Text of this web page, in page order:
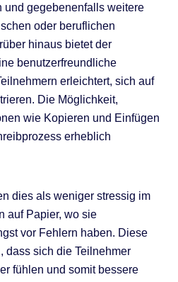
und gegebenenfalls weitere
oder beruflichen
hinaus bietet der
benutzerfreundliche
erleichtert, sich auf
Die Möglichkeit,
wie Kopieren und Einfügen
erheblich
dies als weniger stressig im
auf Papier, wo sie
vor Fehlern haben. Diese
dass sich die Teilnehmer
fühlen und somit bessere